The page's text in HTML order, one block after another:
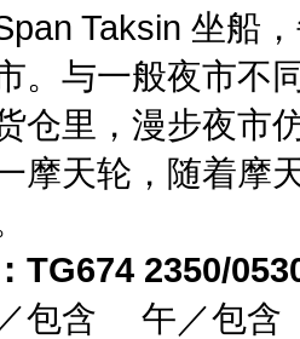
Taksin 坐船
。与一般夜市不
仓里，漫步夜市
摩天轮，随着摩
TG674 2350/
包含 午／包